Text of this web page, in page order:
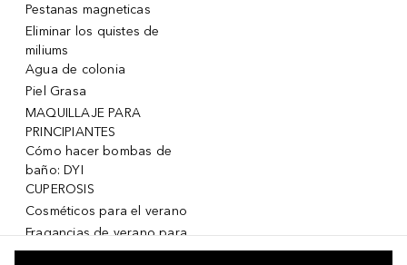
Pestanas magneticas
Eliminar los quistes de
miliums
Agua de colonia
Piel Grasa
MAQUILLAJE PARA
PRINCIPIANTES
Cómo hacer bombas de
baño: DYI
CUPEROSIS
Cosméticos para el verano
Fragancias de verano para
mujeres